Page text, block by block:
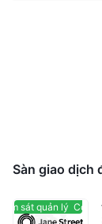
Sàn giao dịch
sát quản lý Có